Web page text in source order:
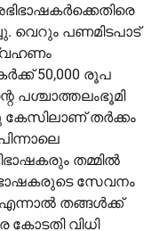
വെറും പണമിടപാട്
50,000 രൂപ
പശ്ചാത്തലംഭൂമി
കേസിലാണ് തർക്കം
തമ്മില്‍
സേവനം
തങ്ങള്‍ക്ക്
കോടതി വിധി